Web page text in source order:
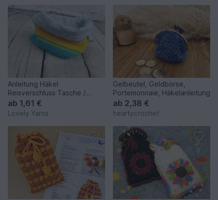
Anleitung Häkel
Reisverschluss Tasche /
Beutel
ab 1,61 €
Lovely Yarns
Gelbeutel, Geldbörse,
Portemonnaie, Häkelanleitung
ab 2,38 €
heartycrochet